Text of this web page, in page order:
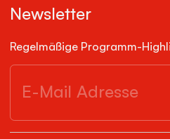
Newsletter
Regelmäßige Programm-